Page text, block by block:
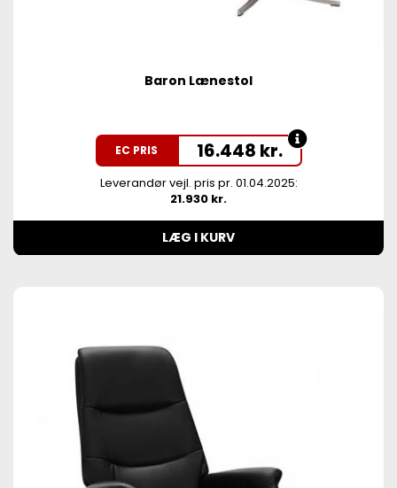
Baron Lænestol
EC PRIS 16.448 kr.
Leverandør vejl. pris pr. 01.04.2025:
21.930 kr.
LÆG I KURV